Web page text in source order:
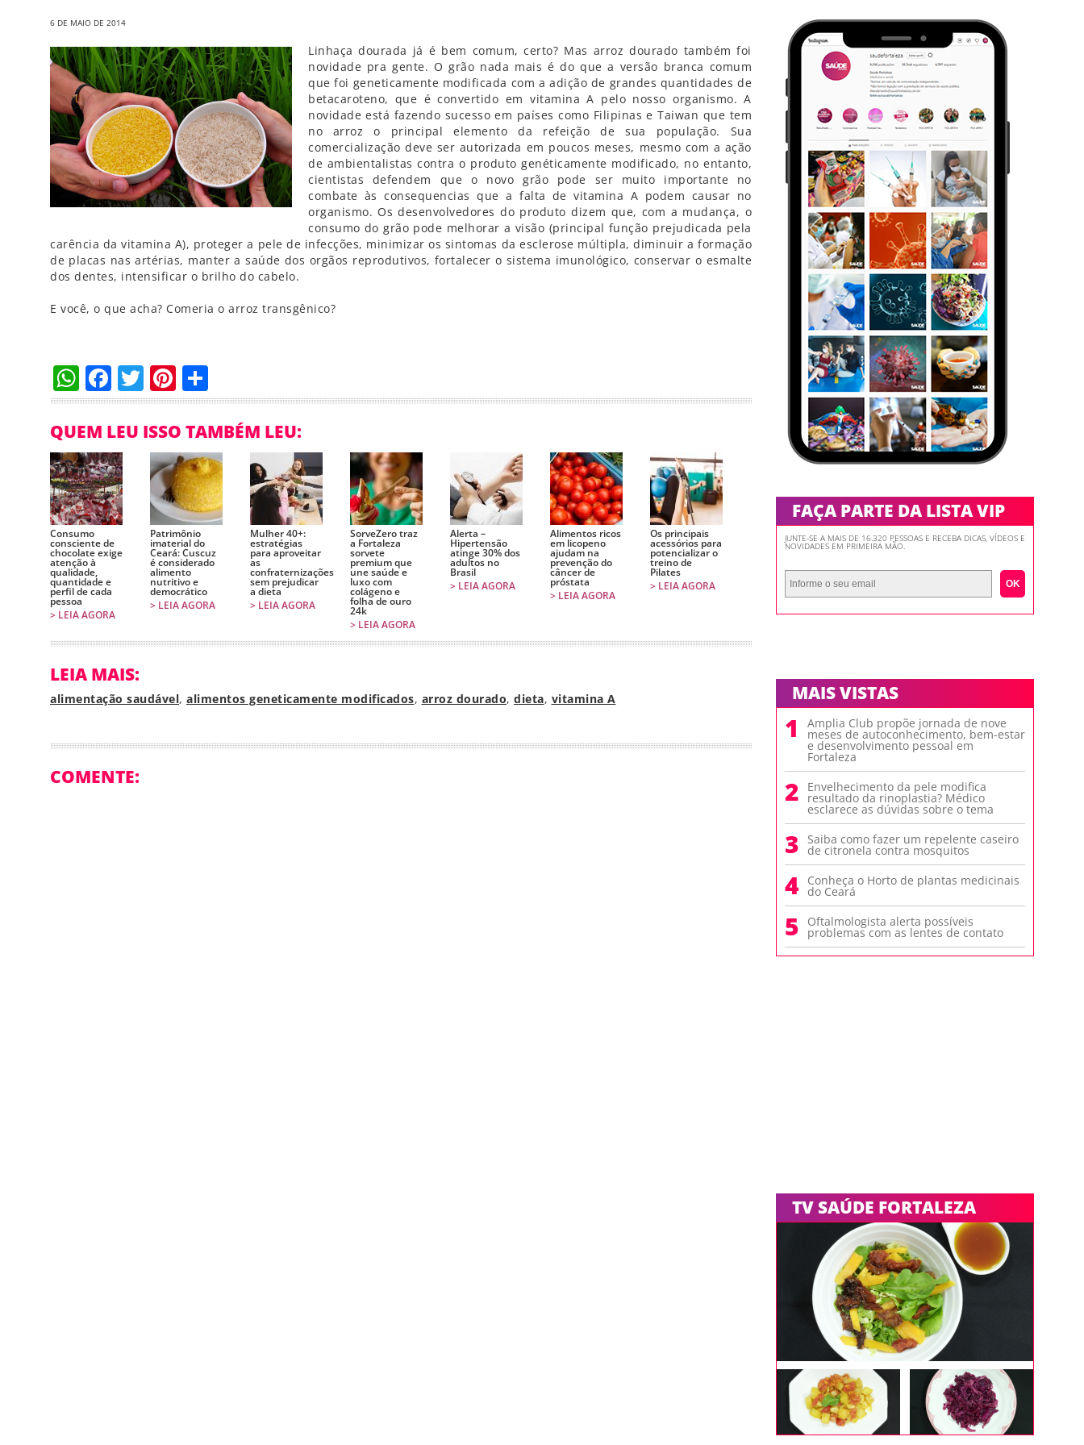
6 DE MAIO DE 2014
Linhaça dourada já é bem comum, certo? Mas arroz dourado também foi
novidade pra gente. O grão nada mais é do que a versão branca comum
que foi geneticamente modificada com a adição de grandes quantidades de
betacaroteno, que é convertido em vitamina A pelo nosso organismo. A
novidade está fazendo sucesso em países como Filipinas e Taiwan que tem
no arroz o principal elemento da refeição de sua população. Sua
comercialização deve ser autorizada em poucos meses, mesmo com a ação
de ambientalistas contra o produto genéticamente modificado, no entanto,
cientistas defendem que o novo grão pode ser muito importante no
combate às consequencias que a falta de vitamina A podem causar no
organismo. Os desenvolvedores do produto dizem que, com a mudança, o
consumo do grão pode melhorar a visão (principal função prejudicada pela
carência da vitamina A), proteger a pele de infecções, minimizar os sintomas da esclerose múltipla, diminuir a formação
de placas nas artérias, manter a saúde dos orgãos reprodutivos, fortalecer o sistema imunológico, conservar o esmalte
dos dentes, intensificar o brilho do cabelo.
E você, o que acha? Comeria o arroz transgênico?
WhatsApp
Facebook
TwitterPinterest
QUEM LEU ISSO TAMBÉM LEU:
Consumo
consciente de
chocolate exige
atenção à
qualidade,
quantidade e
perfil de cada
pessoa
> LEIA AGORA
Patrimônio
imaterial do
Ceará: Cuscuz
é considerado
alimento
nutritivo e
democrático
> LEIA AGORA
Mulher 40+:
estratégias
para aproveitar
as
confraternizações
sem prejudicar
a dieta
> LEIA AGORA
SorveZero traz
a Fortaleza
sorvete
premium que
une saúde e
luxo com
colágeno e
folha de ouro
24k
> LEIA AGORA
Alerta –
Hipertensão
atinge 30% dos
adultos no
Brasil
> LEIA AGORA
Alimentos ricos
em licopeno
ajudam na
prevenção do
câncer de
próstata
> LEIA AGORA
Os principais
acessórios para
potencializar o
treino de
Pilates
> LEIA AGORA
LEIA MAIS:
alimentação saudável, alimentos geneticamente modificados, arroz dourado, dieta, vitamina A
COMENTE:
FAÇA PARTE DA LISTA VIP
JUNTE-SE A MAIS DE 16.320 PESSOAS E RECEBA DICAS, VÍDEOS E
NOVIDADES EM PRIMEIRA MÃO.
OK
MAIS VISTAS
1 Amplia Club propõe jornada de nove
meses de autoconhecimento, bem-estar
e desenvolvimento pessoal em
Fortaleza
2 Envelhecimento da pele modifica
resultado da rinoplastia? Médico
esclarece as dúvidas sobre o tema
3 Saiba como fazer um repelente caseiro
de citronela contra mosquitos
4 Conheça o Horto de plantas medicinais
do Ceará
5 Oftalmologista alerta possíveis
problemas com as lentes de contato
TV SAÚDE FORTALEZA